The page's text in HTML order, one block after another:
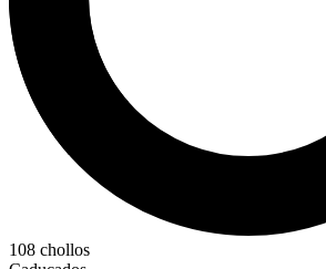
108 chollos